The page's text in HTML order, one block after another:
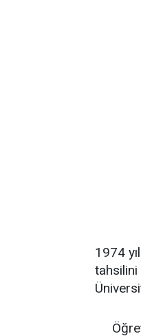
1974
tahsilini